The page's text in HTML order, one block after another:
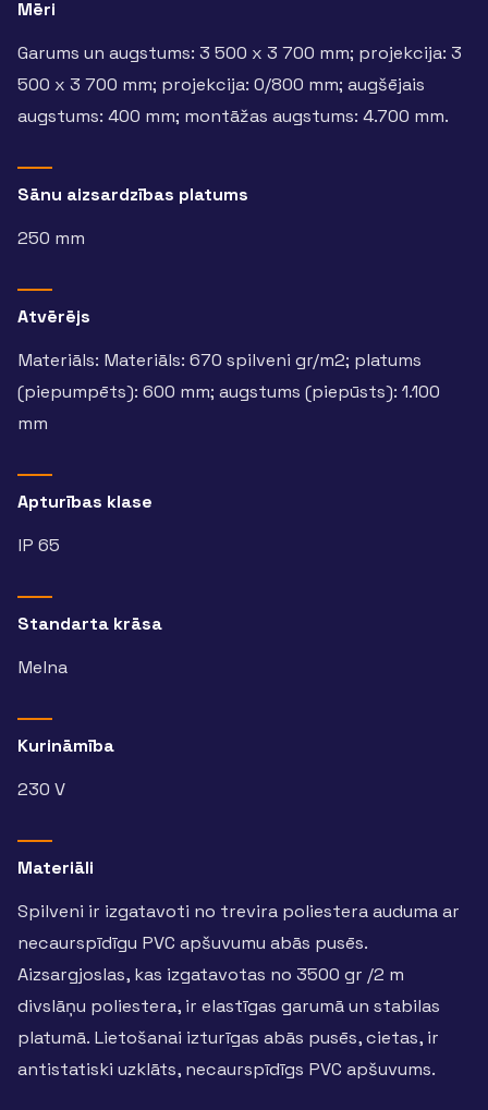
Mēri
Garums un augstums: 3 500 x 3 700 mm; projekcija: 3
500 x 3 700 mm; projekcija: 0/800 mm; augšējais
augstums: 400 mm; montāžas augstums: 4.700 mm.
Sānu aizsardzības platums
250 mm
Atvērējs
Materiāls: Materiāls: 670 spilveni gr/m2; platums
(piepumpēts): 600 mm; augstums (piepūsts): 1.100
mm
Apturības klase
IP 65
Standarta krāsa
Melna
Kurināmība
230 V
Materiāli
Spilveni ir izgatavoti no trevira poliestera auduma ar
necaurspīdīgu PVC apšuvumu abās pusēs.
Aizsargjoslas, kas izgatavotas no 3500 gr /2 m
divslāņu poliestera, ir elastīgas garumā un stabilas
platumā. Lietošanai izturīgas abās pusēs, cietas, ir
antistatiski uzklāts, necaurspīdīgs PVC apšuvums.